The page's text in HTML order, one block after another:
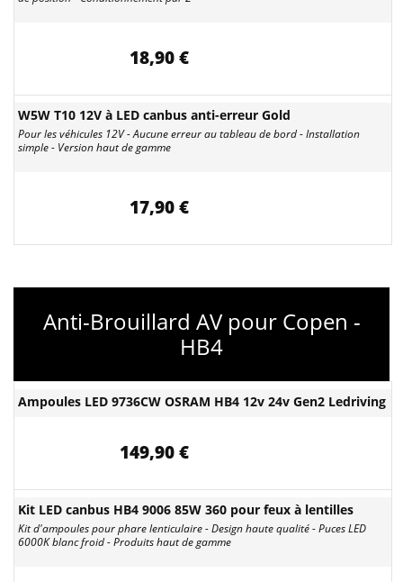
18,90 €
W5W T10 12V à LED canbus anti-erreur Gold
Pour les véhicules 12V - Aucune erreur au tableau de bord - Installation
simple - Version haut de gamme
17,90 €
Anti-Brouillard AV pour Copen -
HB4
Ampoules LED 9736CW OSRAM HB4 12v 24v Gen2 Ledriving
149,90 €
Kit LED canbus HB4 9006 85W 360 pour feux à lentilles
Kit d'ampoules pour phare lenticulaire - Design haute qualité - Puces LED
6000K blanc froid - Produits haut de gamme